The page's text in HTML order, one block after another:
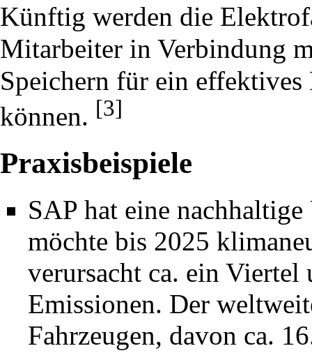
Künftig werden die
Mitarbeiter in Verbindung
Speichern für ein effektives
können. [3]
Praxisbeispiele
SAP hat eine
möchte bis 2025
verursacht ca. ein Viertel
Emissionen. Der
Fahrzeugen, davon ca.